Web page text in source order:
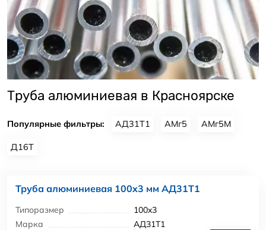
Труба алюминиевая в Красноярске
Популярные фильтры: АД31Т1 АМг5 АМг5М
Д16Т
Труба алюминиевая 100x3 мм АД31Т1
Типоразмер
100x3
Марка
АД31Т1